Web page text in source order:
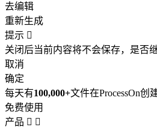
去编辑
重新生成
提示 
关闭后当前内容将不会保存，是否继
取消
确定
每天有100,000+文件在ProcessOn创
免费使用
产品  